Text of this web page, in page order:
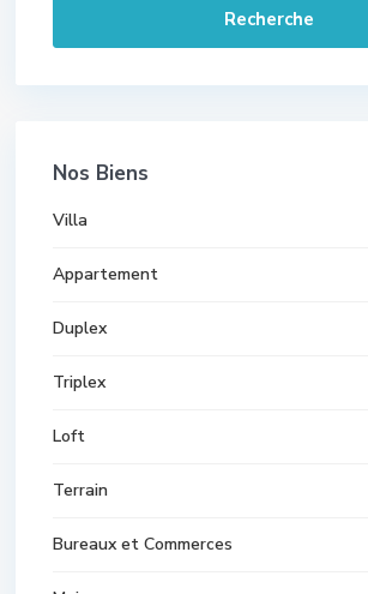
Recherche
Nos Biens
Villa
Appartement
Duplex
Triplex
Loft
Terrain
Bureaux et Commerces